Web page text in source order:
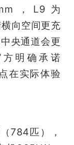
，L9为
向空间更充
央通道会更
明确承诺
在实际体验
784匹），